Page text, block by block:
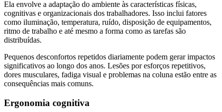
Ela envolve a adaptação do ambiente às características físicas,
cognitivas e organizacionais dos trabalhadores. Isso inclui fatores
como iluminação, temperatura, ruído, disposição de equipamentos,
ritmo de trabalho e até mesmo a forma como as tarefas são
distribuídas.
Pequenos desconfortos repetidos diariamente podem gerar impactos
significativos ao longo dos anos. Lesões por esforços repetitivos,
dores musculares, fadiga visual e problemas na coluna estão entre as
consequências mais comuns.
Ergonomia cognitiva